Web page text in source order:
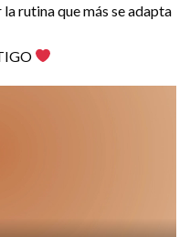
rutina que más se adapta